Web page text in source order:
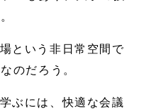
という非日常空間で
のだろう。
ぶには、快適な会議